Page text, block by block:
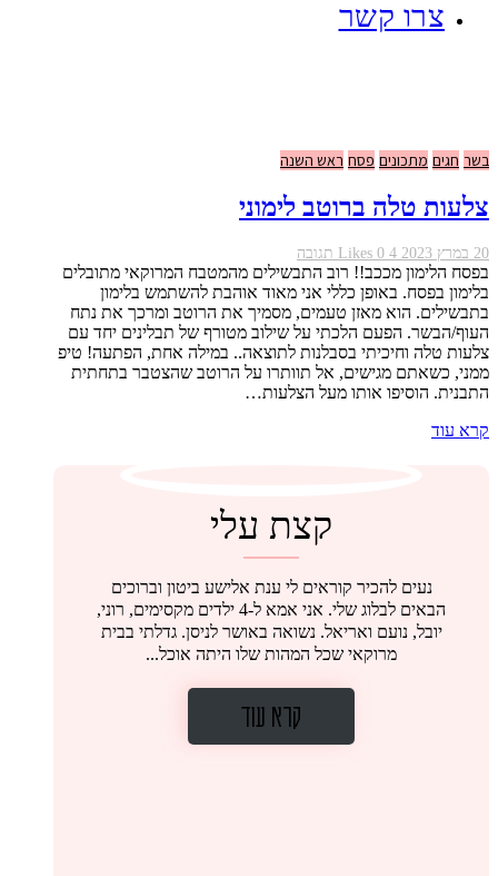
צרו קשר
בשר חגים מתכונים פסח ראש השנה
צלעות טלה ברוטב לימוני
20 במרץ 2023 4
Likes 0 תגובה
בפסח הלימון מככב!! רוב התבשילים מהמטבח המרוקאי מתובלים
בלימון בפסח. באופן כללי אני מאוד אוהבת להשתמש בלימון
בתבשילים. הוא מאזן טעמים, מסמיך את הרוטב ומרכך את נתח
העוף/הבשר. הפעם הלכתי על שילוב מטורף של תבלינים יחד עם
צלעות טלה וחיכיתי בסבלנות לתוצאה.. במילה אחת, הפתעה! טיפ
ממני, כשאתם מגישים, אל תוותרו על הרוטב שהצטבר בתחתית
התבנית. הוסיפו אותו מעל הצלעות…
קרא עוד
קצת עלי
נעים להכיר קוראים לי ענת אלישע ביטון וברוכים
הבאים לבלוג שלי. אני אמא ל-4 ילדים מקסימים, רוני,
יובל, נועם ואריאל. נשואה באושר לניסן. גדלתי בבית
מרוקאי שכל המהות שלו היתה אוכל...
קרא עוד